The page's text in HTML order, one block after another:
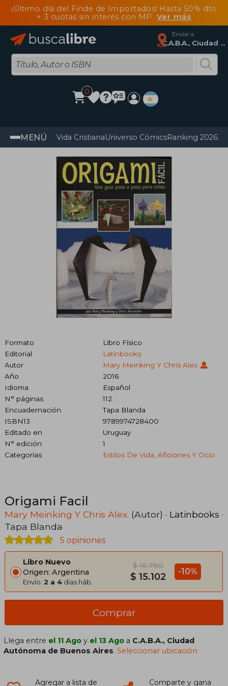
¡Último día del Finde de Importados! Hasta 50% dto
+ 3 cuotas sin interés con MP Ver más
Enviar a
C.A.B.A., Ciudad Autónoma De Buenos Aires
0
MENÚ Vida CristianaUniverso CómicsRanking 2026
Formato
Libro Físico
Editorial
Latinbooks
Autor
Mary Meinking Y Chris Alex.
Año
2016
Idioma
Español
N° páginas
112
Encuadernación
Tapa Blanda
ISBN13
9789974728400
Editado en
Uruguay
N° edición
1
Categorías
Estilos De Vida, Aficiones Y Ocio
Origami Facil
Mary Meinking Y Chris Alex. (Autor) · Latinbooks ·
Tapa Blanda
5 opiniones
Libro Nuevo
Origen: Argentina
Envío: 2 a 4 días háb.
$ 16.780
$ 15.102 -10%
Comprar
Llega entre el 11 Ago y el 13 Ago a C.A.B.A., Ciudad
Autónoma de Buenos Aires.Seleccionar ubicación
Agregar a lista de Comparte y gana